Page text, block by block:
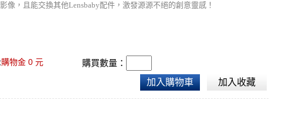
，且能交換其他Lensbaby配件，激發源源不絕的創意靈感！
購物金 0元 購買數量：
加入購物車 加入收藏